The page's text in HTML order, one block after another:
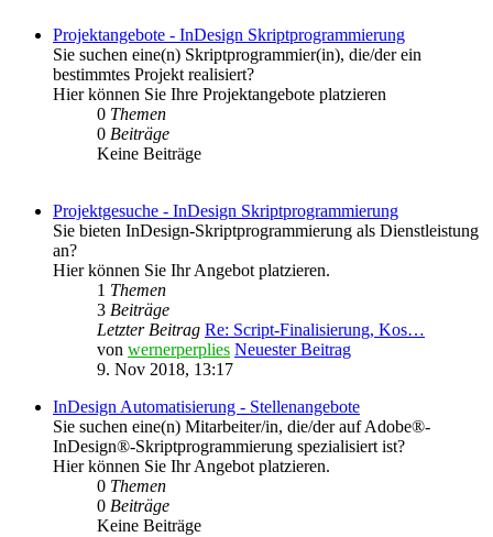
Projektangebote - InDesign Skriptprogrammierung
Sie suchen eine(n) Skriptprogrammier(in), die/der ein
bestimmtes Projekt realisiert?
Hier können Sie Ihre Projektangebote platzieren
0 Themen
0 Beiträge
Keine Beiträge
Projektgesuche - InDesign Skriptprogrammierung
Sie bieten InDesign-Skriptprogrammierung als Dienstleistung
an?
Hier können Sie Ihr Angebot platzieren.
1 Themen
3 Beiträge
Letzter Beitrag Re: Script-Finalisierung, Kos…
von wernerperplies Neuester Beitrag
9. Nov 2018, 13:17
InDesign Automatisierung - Stellenangebote
Sie suchen eine(n) Mitarbeiter/in, die/der auf Adobe®-
InDesign®-Skriptprogrammierung spezialisiert ist?
Hier können Sie Ihr Angebot platzieren.
0 Themen
0 Beiträge
Keine Beiträge